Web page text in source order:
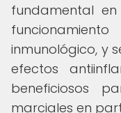
fundamental
inmunológico, y
efectos
beneficiosos
marciales en